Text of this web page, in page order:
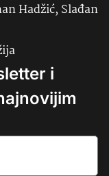
Hadžić, Slađan
i